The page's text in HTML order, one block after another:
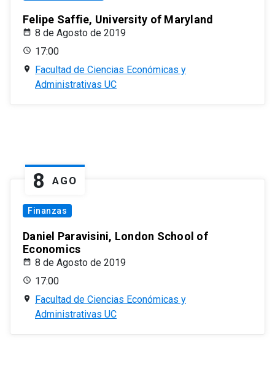
Felipe Saffie, University of Maryland
8 de Agosto de 2019
17:00
Facultad de Ciencias Económicas y
Administrativas UC
8 AGO
Finanzas
Daniel Paravisini, London School of
Economics
8 de Agosto de 2019
17:00
Facultad de Ciencias Económicas y
Administrativas UC